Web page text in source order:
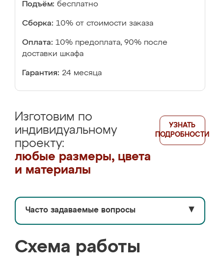
Подъём: бесплатно
Сборка: 10% от стоимости заказа
Оплата: 10% предоплата, 90% после
доставки шкафа
Гарантия: 24 месяца
Изготовим по
индивидуальному
проекту:
любые размеры, цвета
и материалы
УЗНАТЬ
ПОДРОБНОСТИ
Часто задаваемые вопросы ▼
Схема работы